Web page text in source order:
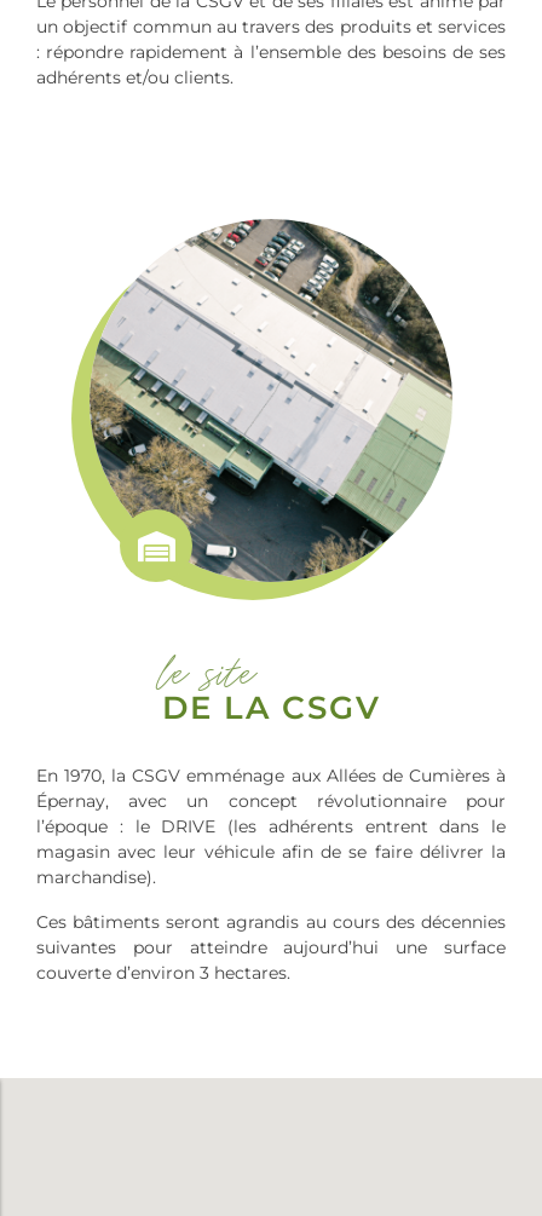
un objectif commun au travers des produits et services
: répondre rapidement à l’ensemble des besoins de ses
adhérents et/ou clients.
le site
DE LA CSGV
En 1970, la CSGV emménage aux Allées de Cumières à
Épernay, avec un concept révolutionnaire pour
l’époque : le DRIVE (les adhérents entrent dans le
magasin avec leur véhicule afin de se faire délivrer la
marchandise).
Ces bâtiments seront agrandis au cours des décennies
suivantes pour atteindre aujourd’hui une surface
couverte d’environ 3 hectares.